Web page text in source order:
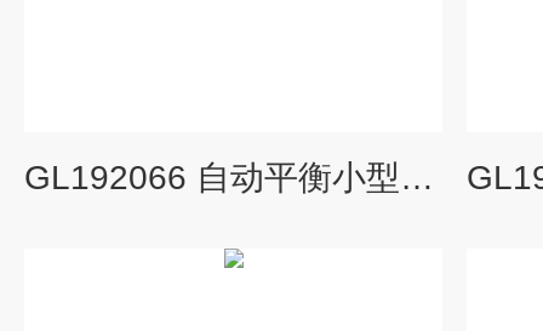
GL192066 自动平衡小型记录报警仪